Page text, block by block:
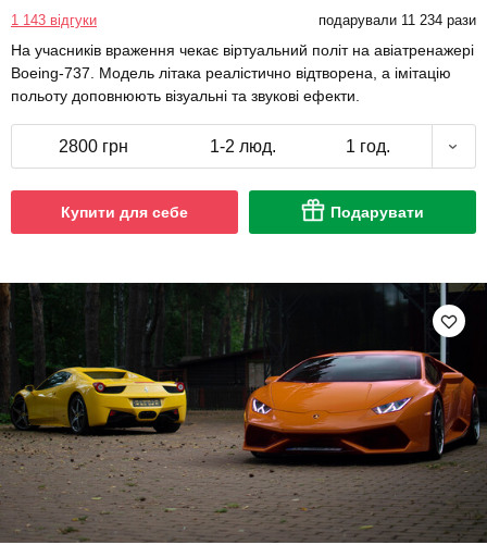
1 143 відгуки подарували 11 234 рази
На учасників враження чекає віртуальний політ на авіатренажері
Boeing-737. Модель літака реалістично відтворена, а імітацію
польоту доповнюють візуальні та звукові ефекти.
2800 грн 1-2 люд. 1 год.
Купити для себе Подарувати